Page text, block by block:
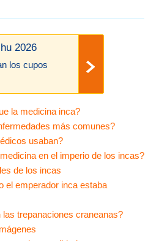
2026
los cupos
la medicina inca?
más comunes?
usaban?
en el imperio de los incas?
de los incas
el emperador inca estaba
trepanaciones craneanas?